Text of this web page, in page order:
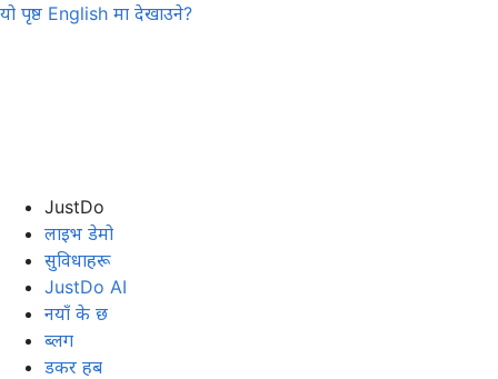
यो पृष्ठ English मा देखाउने?
JustDo
लाइभ डेमो
सुविधाहरू
JustDo AI
नयाँ के छ
ब्लग
डकर हब